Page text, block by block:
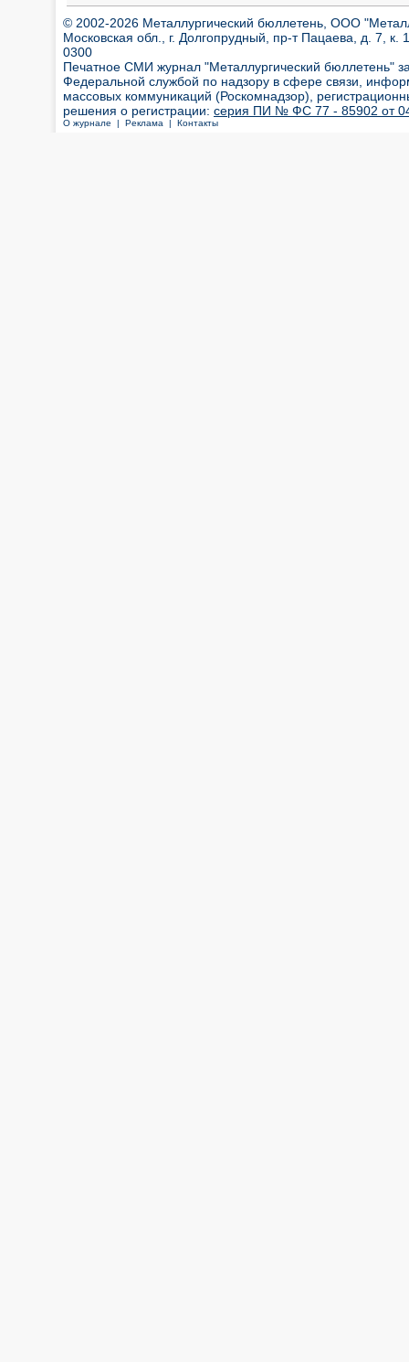
© 2002-2026 Металлургический бюллетень, ООО
Московская обл., г. Долгопрудный, пр-т Пацаева, д. 7,
0300
Печатное СМИ журнал "Металлургический бюллетень"
Федеральной службой по надзору в сфере связи,
массовых коммуникаций (Роскомнадзор),
решения о регистрации: серия ПИ № ФС 77 - 85902 от 04
О журнале | Реклама | Контакты